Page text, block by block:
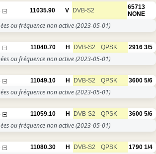
11035.90 V DVB-S2
65713
NONE
ou fréquence non active(2023-05-01)
11040.70 H DVB-S2 QPSK 2916 3/5
ou fréquence non active(2023-05-01)
11049.10 H DVB-S2 QPSK 3600 5/6
ou fréquence non active(2023-05-01)
11059.10 H DVB-S2 QPSK 3600 5/6
ou fréquence non active(2023-05-01)
11080.30 H DVB-S2 QPSK 1790 1/4